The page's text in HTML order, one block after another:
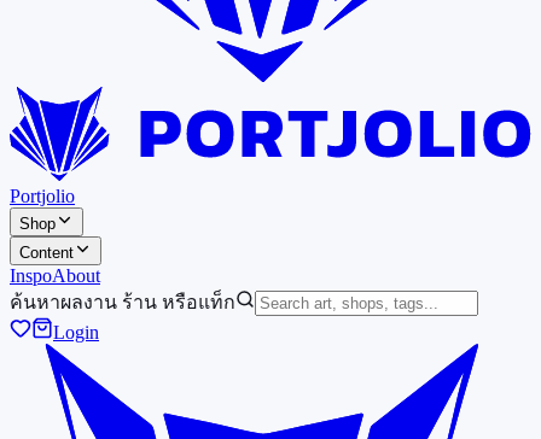
Portjolio
Shop
Content
InspoAbout
ค้นหาผลงาน ร้าน หรือแท็ก
Login